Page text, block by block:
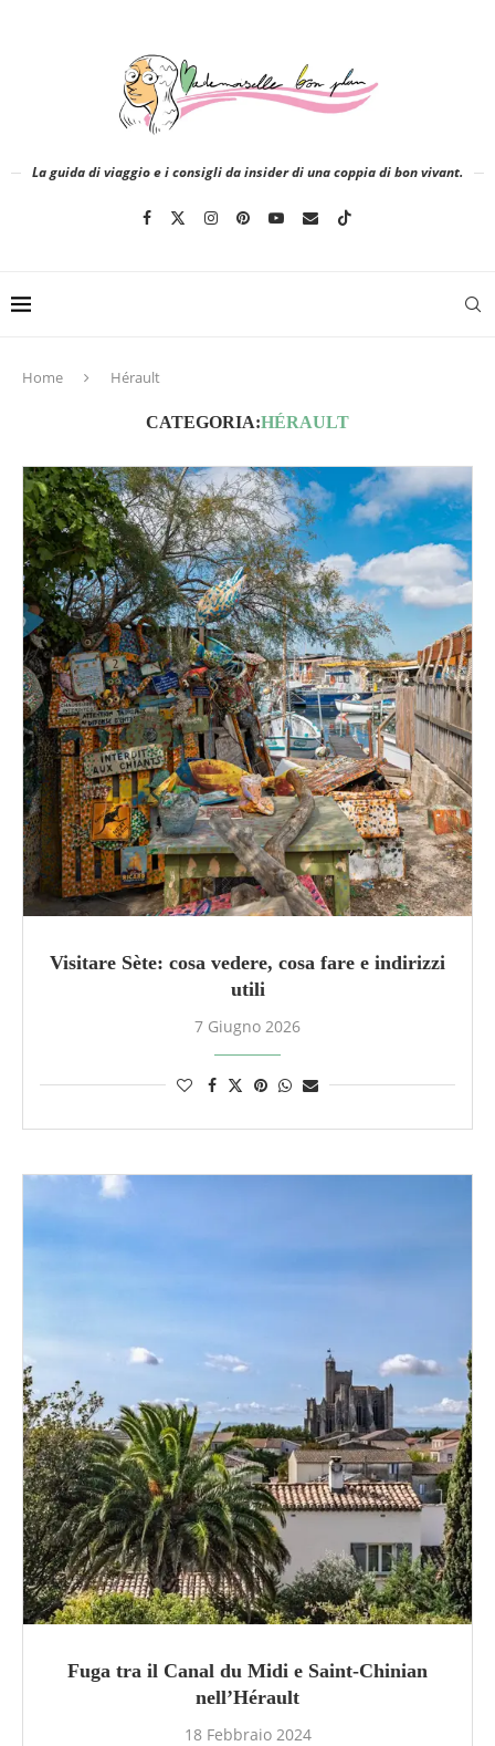
La guida di viaggio e i consigli da insider di una coppia di bon vivant.
Home Hérault
CATEGORIA:HÉRAULT
Visitare Sète: cosa vedere, cosa fare e indirizzi
utili
7 Giugno 2026
Fuga tra il Canal du Midi e Saint-Chinian
nell’Hérault
18 Febbraio 2024